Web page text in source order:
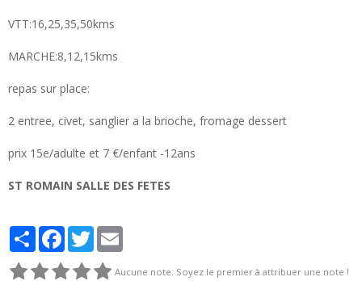
VTT:16,25,35,50kms
MARCHE:8,12,15kms
repas sur place:
2 entree, civet, sanglier a la brioche, fromage dessert
prix 15e/adulte et 7 €/enfant -12ans
ST ROMAIN SALLE DES FETES
PartagerFacebook
Twitter
Aucune note. Soyez le premier à attribuer une note !